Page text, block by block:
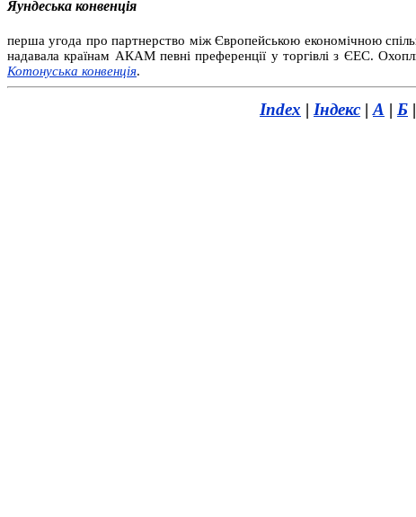
Яундеська конвенція
перша угода про партнерство між Європейською економічною
надавала країнам АКАМ певні преференції у торгівлі з ЄЕС.
Котонуська конвенція.
Index | Індекс |А | Б |